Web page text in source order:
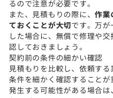
るので注意が必要です。
また、見積もりの際に、作業
ておくことが大切です。万
した場合に、無償で修理や
認しておきましょう。
契約前の条件の細かい確認
見積もりを比較し、依頼す
条件を細かく確認すること
発生する可能性がある場合